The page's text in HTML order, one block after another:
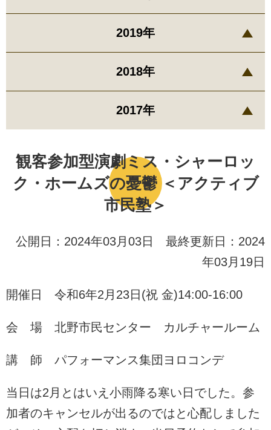
観客参加型演劇ミス・シャーロッ
ク・ホームズの憂鬱 ＜アクティブ
市民塾＞
公開日：2024年03月03日 最終更新日：2024
年03月19日
開催日 令和6年2月23日(祝 金)14:00-16:00
会 場 北野市民センター カルチャールーム
講 師 パフォーマンス集団ヨロコンデ
当日は2月とはいえ小雨降る寒い日でした。参
加者のキャンセルが出るのではと心配しました
2019年
2018年
2017年